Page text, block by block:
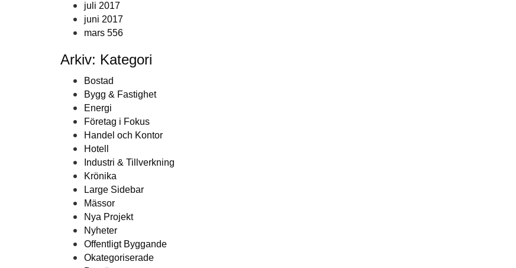
juli 2017
juni 2017
mars 556
Arkiv: Kategori
Bostad
Bygg & Fastighet
Energi
Företag i Fokus
Handel och Kontor
Hotell
Industri & Tillverkning
Krönika
Large Sidebar
Mässor
Nya Projekt
Nyheter
Offentligt Byggande
Okategoriserade